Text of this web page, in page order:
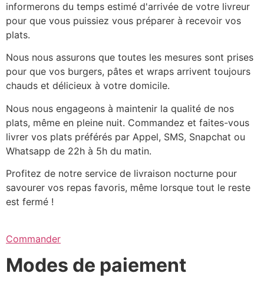
informerons du temps estimé d'arrivée de votre livreur
pour que vous puissiez vous préparer à recevoir vos
plats.
Nous nous assurons que toutes les mesures sont prises
pour que vos burgers, pâtes et wraps arrivent toujours
chauds et délicieux à votre domicile.
Nous nous engageons à maintenir la qualité de nos
plats, même en pleine nuit. Commandez et faites-vous
livrer vos plats préférés par Appel, SMS, Snapchat ou
Whatsapp de 22h à 5h du matin.
Profitez de notre service de livraison nocturne pour
savourer vos repas favoris, même lorsque tout le reste
est fermé !
Commander
Modes de paiement